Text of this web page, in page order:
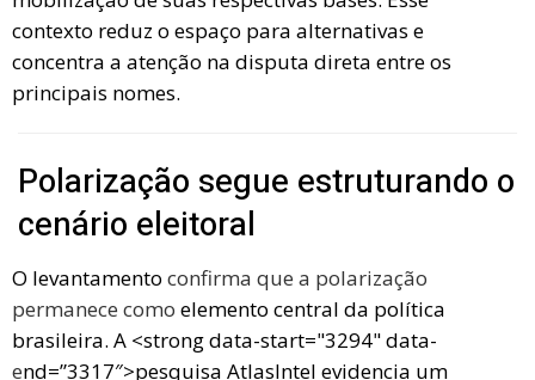
contexto reduz o espaço para alternativas e
concentra a atenção na disputa direta entre os
principais nomes.
Polarização segue estruturando o
cenário eleitoral
O levantamento confirma que a polarização
permanece como elemento central da política
brasileira. A <strong data-start="3294" data-
end=”3317″>pesquisa AtlasIntel evidencia um